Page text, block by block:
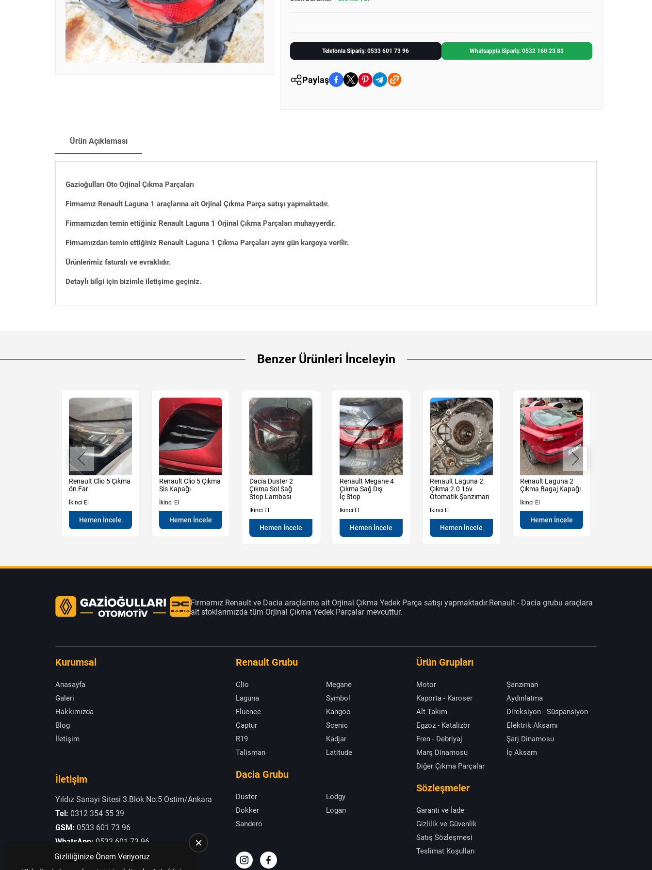
Telefonla Sipariş: 0533 601 73 96 Whatsappla Sipariş: 0532 160 23 83
Paylaş
Ürün Açıklaması
Gazioğulları Oto Orjinal Çıkma Parçaları
Firmamız Renault Laguna 1 araçlarına ait Orjinal Çıkma Parça satışı yapmaktadır.
Firmamızdan temin ettiğiniz Renault Laguna 1 Orjinal Çıkma Parçaları muhayyerdir.
Firmamızdan temin ettiğiniz Renault Laguna 1 Çıkma Parçaları aynı gün kargoya verilir.
Ürünlerimiz faturalı ve evraklıdır.
Detaylı bilgi için bizimle iletişime geçiniz.
Benzer Ürünleri İnceleyin
Renault Clio 5 Çıkma
ön Far
İkinci El
Hemen İncele
Renault Clio 5 Çıkma
Sis Kapağı
İkinci El
Hemen İncele
Dacia Duster 2
Çıkma Sol Sağ
Stop Lambası
İkinci El
Hemen İncele
Renault Megane 4
Çıkma Sağ Dış
İç Stop
İkinci El
Hemen İncele
Renault Laguna 2
Çıkma 2.0 16v
Otomatik Şanzıman
İkinci El
Hemen İncele
Renault Laguna 2
Çıkma Bagaj Kapağı
İkinci El
Hemen İncele
Firmamız Renault ve Dacia araçlarına ait Orjinal Çıkma Yedek Parça satışı yapmaktadır.Renault - Dacia grubu araçlara
ait stoklarımızda tüm Orjinal Çıkma Yedek Parçalar mevcuttur.
Kurumsal
Anasayfa
Galeri
Hakkımızda
Blog
İletişim
İletişim
Yıldız Sanayi Sitesi 3.Blok No:5 Ostim/Ankara
Tel: 0312 354 55 39
GSM: 0533 601 73 96
WhatsApp: 0533 601 73 96
E-Posta:otogaziogullari@hotmail.com
Renault Grubu
Clio
Megane
Laguna
Symbol
Fluence
Kangoo
Captur
Scenic
R19
Kadjar
Talisman
Latitude
Dacia Grubu
Duster
Lodgy
Dokker
Logan
Sandero
Ürün Grupları
Motor
Şanzıman
Kaporta - Karoser
Aydınlatma
Alt Takım
Direksiyon - Süspansiyon
Egzoz - Katalizör
Elektrik Aksamı
Fren - Debriyaj
Şarj Dinamosu
Marş Dinamosu
İç Aksam
Diğer Çıkma Parçalar
Sözleşmeler
Garanti ve İade
Gizlilik ve Güvenlik
Satış Sözleşmesi
Teslimat Koşulları
Gizliliğinize Önem Veriyoruz